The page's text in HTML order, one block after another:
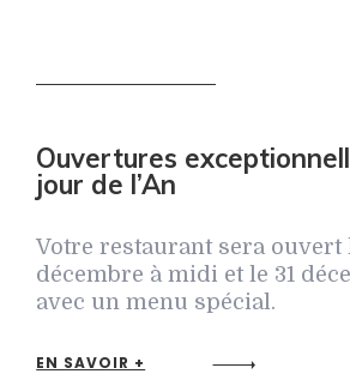
Ouvertures
jour de l’An
Votre restaurant sera ouvert
décembre à midi et le 31
avec un menu spécial.
EN SAVOIR +